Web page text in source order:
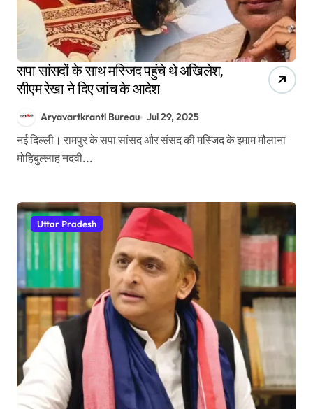
सपा सांसदों के साथ मस्जिद पहुंचे थे अखिलेश,
सीएम रेखा ने दिए जांच के आदेश
Aryavartkranti Bureau Jul 29, 2025
नई दिल्ली। रामपुर के सपा सांसद और संसद की मस्जिद के इमाम मौलाना
मोहिबुल्लाह नदवी...
Uttar Pradesh